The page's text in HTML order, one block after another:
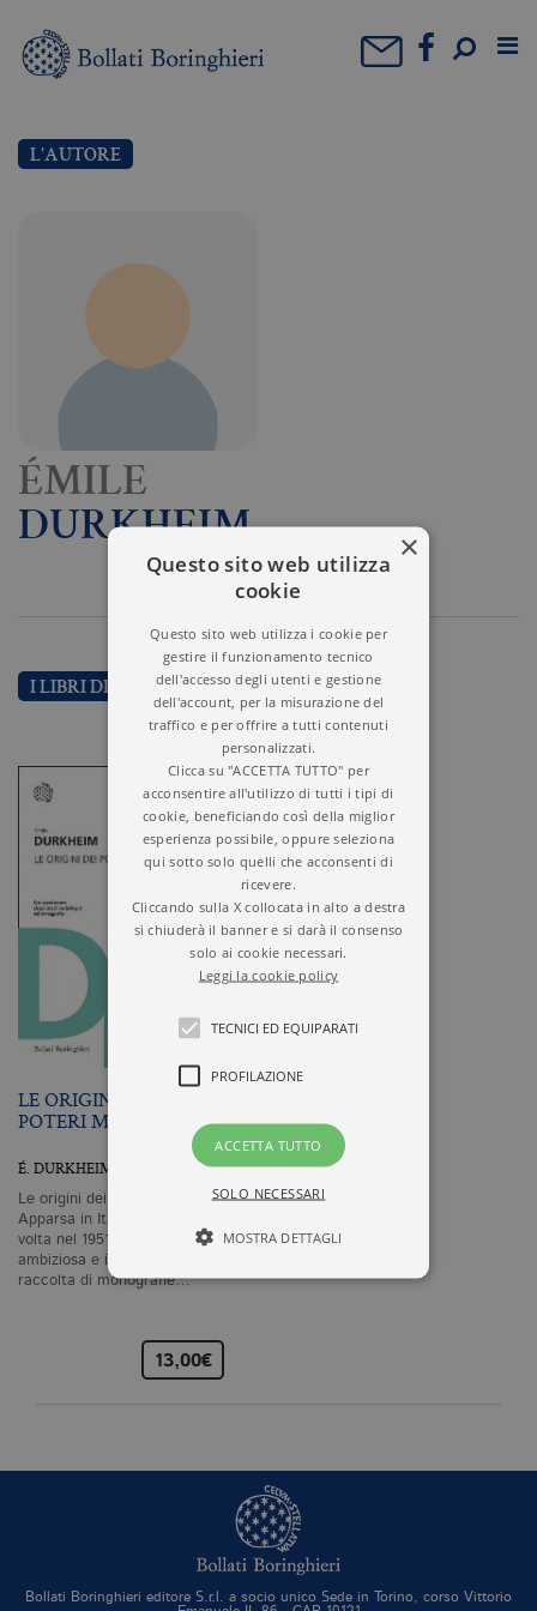
L'AUTORE
ÉMILE
DURKHEIM
I LIBRI DI ÉMILE DURKHEIM
LE ORIGINI DEI
POTERI MAGICI
É. DURKHEIM
Le origini dei poteri magici –
Apparsa in Italia per la prima
volta nel 1951, questa
ambiziosa e innovatrice
raccolta di monografie…
13,00€
Bollati Boringhieri editore S.r.l. a socio unico Sede in Torino, corso Vittorio
×
Questo sito web utilizza
cookie
Questo sito web utilizza i cookie per
gestire il funzionamento tecnico
dell'accesso degli utenti e gestione
dell'account, per la misurazione del
traffico e per offrire a tutti contenuti
personalizzati.
Clicca su "ACCETTA TUTTO" per
acconsentire all'utilizzo di tutti i tipi di
cookie, beneficiando così della miglior
esperienza possibile, oppure seleziona
qui sotto solo quelli che acconsenti di
ricevere.
Cliccando sulla X collocata in alto a destra
si chiuderà il banner e si darà il consenso
solo ai cookie necessari.
Leggi la cookie policy
TECNICI ED EQUIPARATI
PROFILAZIONE
ACCETTA TUTTO
SOLO NECESSARI
MOSTRA DETTAGLI
sito Web non può essere utilizzato
correttamente senza i cookie
strettamente necessari. Col rispetto
delle condizioni previste dal Garante, i
cookie analitici sono equiparati ai
tecnici e dunque non necessitano del
consenso.